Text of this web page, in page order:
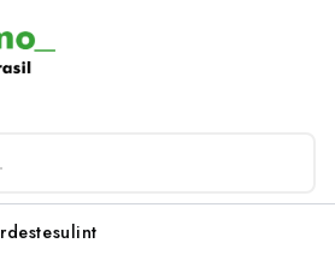
sulint